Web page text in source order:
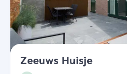
Zeeuws Huisje